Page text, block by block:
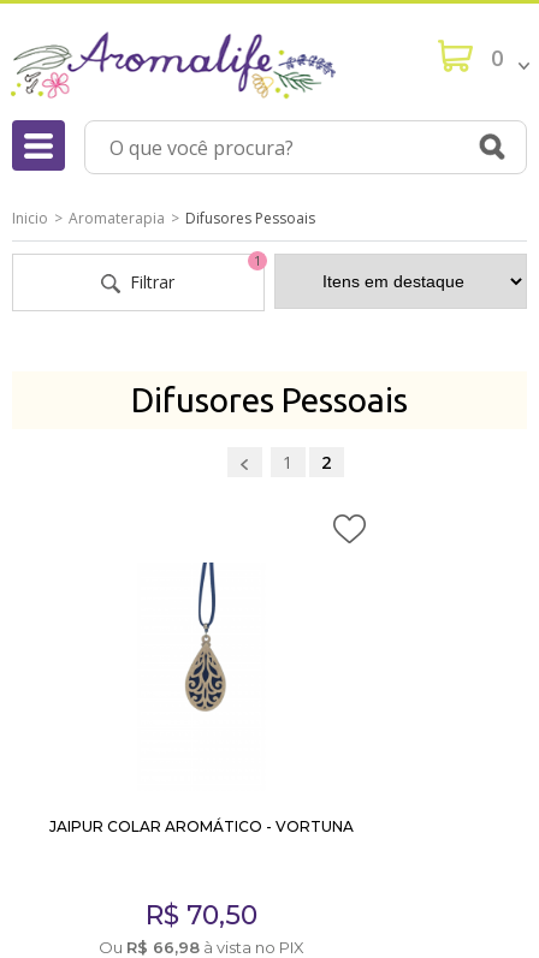
0
Filtrar
1
Inicio Aromaterapia Difusores Pessoais
Difusores Pessoais
1 2
JAIPUR COLAR AROMÁTICO - VORTUNA
R$ 70,50
Ou R$ 66,98 à vista no PIX